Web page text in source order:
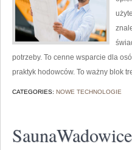
potrzeby. To cenne wsparcie dla
praktyk hodowców. To ważny blok
CATEGORIES: NOWE TECHNOLOGIE
SaunaWadowice